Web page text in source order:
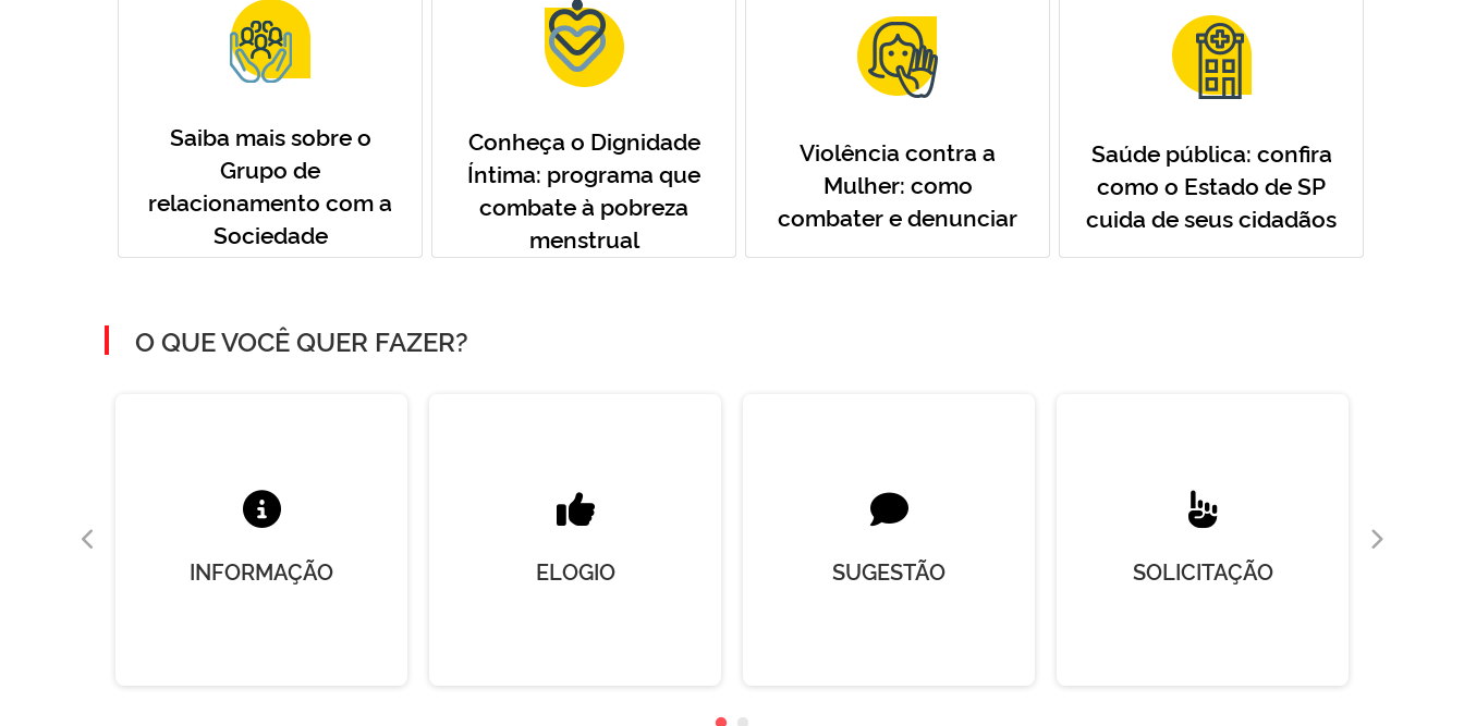
Saiba mais sobre o
Grupo de
relacionamento com a
Sociedade
Conheça o Dignidade
Íntima: programa que
combate à pobreza
menstrual
Violência contra a
Mulher: como
combater e denunciar
Saúde pública: confira
como o Estado de SP
cuida de seus cidadãos
O QUE VOCÊ QUER FAZER?
INFORMAÇÃO ELOGIO SUGESTÃO SOLICITAÇÃO